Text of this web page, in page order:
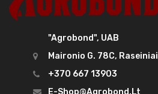
"Agrobond", UAB
Maironio G. 78C, Raseiniai
+370 667 13903